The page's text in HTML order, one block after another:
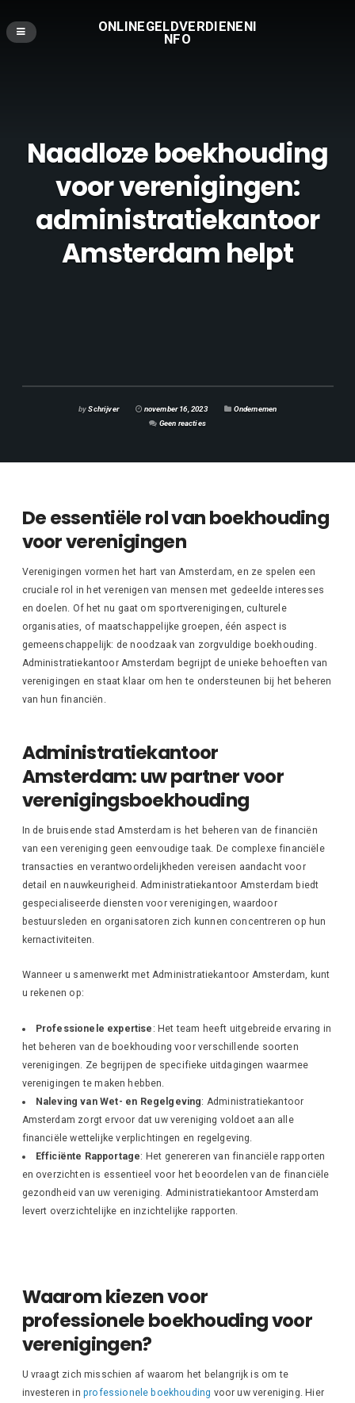
ONLINEGELDVERDIENENI
NFO
Naadloze boekhouding
voor verenigingen:
administratiekantoor
Amsterdam helpt
bySchrijver november 16, 2023
Ondernemen
Geen reacties
De essentiële rol van boekhouding
voor verenigingen
Verenigingen vormen het hart van Amsterdam, en ze spelen een
cruciale rol in het verenigen van mensen met gedeelde interesses
en doelen. Of het nu gaat om sportverenigingen, culturele
organisaties, of maatschappelijke groepen, één aspect is
gemeenschappelijk: de noodzaak van zorgvuldige boekhouding.
Administratiekantoor Amsterdam begrijpt de unieke behoeften van
verenigingen en staat klaar om hen te ondersteunen bij het beheren
van hun financiën.
Administratiekantoor
Amsterdam: uw partner voor
verenigingsboekhouding
In de bruisende stad Amsterdam is het beheren van de financiën
van een vereniging geen eenvoudige taak. De complexe financiële
transacties en verantwoordelijkheden vereisen aandacht voor
detail en nauwkeurigheid. Administratiekantoor Amsterdam biedt
gespecialiseerde diensten voor verenigingen, waardoor
bestuursleden en organisatoren zich kunnen concentreren op hun
kernactiviteiten.
Wanneer u samenwerkt met Administratiekantoor Amsterdam, kunt
u rekenen op:
Professionele expertise : Het team heeft uitgebreide ervaring in
het beheren van de boekhouding voor verschillende soorten
verenigingen. Ze begrijpen de specifieke uitdagingen waarmee
verenigingen te maken hebben.
Naleving van Wet- en Regelgeving: Administratiekantoor
Amsterdam zorgt ervoor dat uw vereniging voldoet aan alle
financiële wettelijke verplichtingen en regelgeving.
Efficiënte Rapportage: Het genereren van financiële rapporten
en overzichten is essentieel voor het beoordelen van de financiële
gezondheid van uw vereniging. Administratiekantoor Amsterdam
levert overzichtelijke en inzichtelijke rapporten.
Waarom kiezen voor
professionele boekhouding voor
verenigingen?
U vraagt zich misschien af waarom het belangrijk is om te
investeren inprofessionele boekhouding voor uw vereniging. Hier